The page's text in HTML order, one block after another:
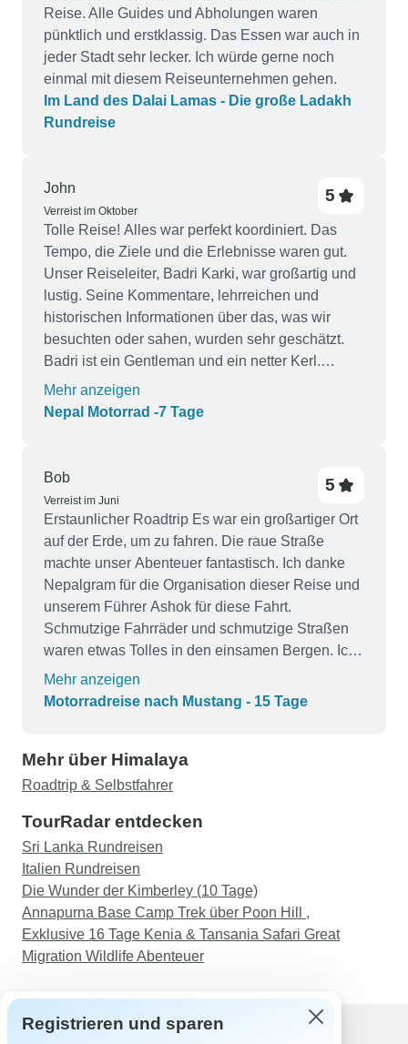
Reise. Alle Guides und Abholungen waren
pünktlich und erstklassig. Das Essen war auch in
jeder Stadt sehr lecker. Ich würde gerne noch
einmal mit diesem Reiseunternehmen gehen.
Im Land des Dalai Lamas - Die große Ladakh
Rundreise
John
Verreist im Oktober
5
Tolle Reise! Alles war perfekt koordiniert. Das
Tempo, die Ziele und die Erlebnisse waren gut.
Unser Reiseleiter, Badri Karki, war großartig und
lustig. Seine Kommentare, lehrreichen und
historischen Informationen über das, was wir
besuchten oder sahen, wurden sehr geschätzt.
Badri ist ein Gentleman und ein netter Kerl.
Insgesamt eine fantastische Erfahrung.
Mehr anzeigen
Nepal Motorrad -7 Tage
Bob
Verreist im Juni
5
Erstaunlicher Roadtrip Es war ein großartiger Ort
auf der Erde, um zu fahren. Die raue Straße
machte unser Abenteuer fantastisch. Ich danke
Nepalgram für die Organisation dieser Reise und
unserem Führer Ashok für diese Fahrt.
Schmutzige Fahrräder und schmutzige Straßen
waren etwas Tolles in den einsamen Bergen. Ich
empfehle Nepalgram für Ihren Urlaub in Nepal,
das Management und der Besitzer Arun sind
Mehr anzeigen
Motorradreise nach Mustang - 15 Tage
Mehr über Himalaya
Roadtrip & Selbstfahrer
TourRadar entdecken
Sri Lanka Rundreisen
Italien Rundreisen
Die Wunder der Kimberley (10 Tage)
Annapurna Base Camp Trek über Poon Hill ,
Exklusive 16 Tage Kenia & Tansania Safari Great
Migration Wildlife Abenteuer
Registrieren und sparen